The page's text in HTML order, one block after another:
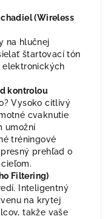
(Wireless
na hlučnej
štartovací tón
elektronických
kontrolou
Vysoko citlivý
cvaknutie
umožní
tréningové
prehľad o
Filtering)
Inteligentný
na krytej
takže vaše